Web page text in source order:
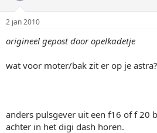
2 jan 2010
origineel gepost door opelkadetje
wat voor moter/bak zit er op je astra?
anders pulsgever uit een f16 of f 20
achter in het digi dash horen.